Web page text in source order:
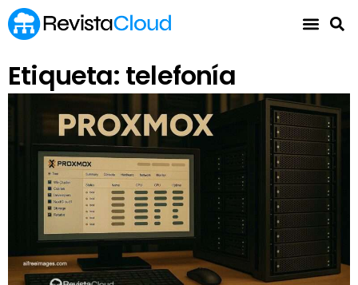
Etiqueta: telefonía